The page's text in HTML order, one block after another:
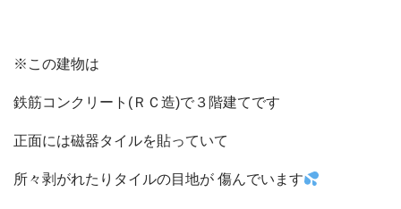
※この建物は
鉄筋コンクリート(ＲＣ造)で３階建てです
正面には磁器タイルを貼っていて
所々剥がれたりタイルの目地が 傷んでいます